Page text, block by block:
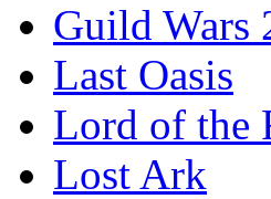
Guild Wars
Last Oasis
Lord of the
Lost Ark